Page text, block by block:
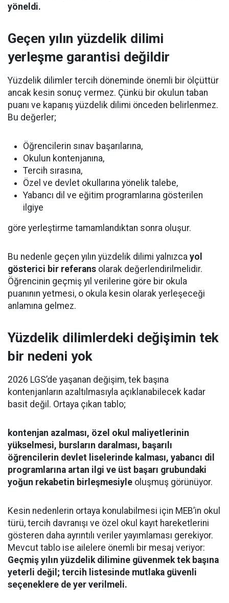
yöneldi.
Geçen yılın yüzdelik dilimi
yerleşme garantisi değildir
Yüzdelik dilimler tercih döneminde önemli bir ölçüttür
ancak kesin sonuç vermez. Çünkü bir okulun taban
puanı ve kapanış yüzdelik dilimi önceden belirlenmez.
Bu değerler;
Öğrencilerin sınav başarılarına,
Okulun kontenjanına,
Tercih sırasına,
Özel ve devlet okullarına yönelik talebe,
Yabancı dil ve eğitim programlarına gösterilen
ilgiye
göre yerleştirme tamamlandıktan sonra oluşur.
Bu nedenle geçen yılın yüzdelik dilimi yalnızca yol
gösterici bir referans olarak değerlendirilmelidir.
Öğrencinin geçmiş yıl verilerine göre bir okula
puanının yetmesi, o okula kesin olarak yerleşeceği
anlamına gelmez.
Yüzdelik dilimlerdeki değişimin tek
bir nedeni yok
2026 LGS’de yaşanan değişim, tek başına
kontenjanların azaltılmasıyla açıklanabilecek kadar
basit değil. Ortaya çıkan tablo;
kontenjan azalması, özel okul maliyetlerinin
yükselmesi, bursların daralması, başarılı
öğrencilerin devlet liselerinde kalması, yabancı dil
programlarına artan ilgi ve üst başarı grubundaki
yoğun rekabetin birleşmesiyle oluşmuş görünüyor.
Kesin nedenlerin ortaya konulabilmesi için MEB’in okul
türü, tercih davranışı ve özel okul kayıt hareketlerini
gösteren daha ayrıntılı veriler yayımlaması gerekiyor.
Mevcut tablo ise ailelere önemli bir mesaj veriyor:
Geçmiş yılın yüzdelik dilimine güvenmek tek başına
yeterli değil; tercih listesinde mutlaka güvenli
seçeneklere de yer verilmeli.